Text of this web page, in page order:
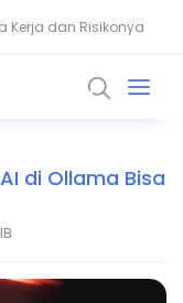
Kerja dan Risikonya
SVG Saat Tes
di Ollama Bisa